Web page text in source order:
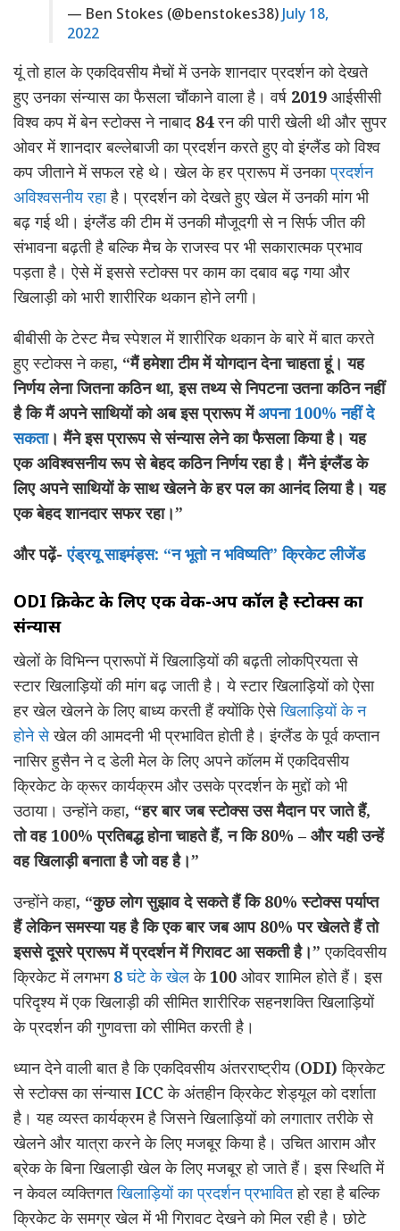
— Ben Stokes (@benstokes38) July 18,
2022
यूं तो हाल के एकदिवसीय मैचों में उनके शानदार प्रदर्शन को देखते
हुए उनका संन्यास का फैसला चौंकाने वाला है। वर्ष 2019 आईसीसी
विश्व कप में बेन स्टोक्स ने नाबाद 84रन की पारी खेली थी और सुपर
ओवर में शानदार बल्लेबाजी का प्रदर्शन करते हुए वो इंग्लैंड को विश्व
कप जीताने में सफल रहे थे। खेल के हर प्रारूप में उनकाप्रदर्शन
अविश्वसनीय रहाहै। प्रदर्शन को देखते हुए खेल में उनकी मांग भी
बढ़ गई थी। इंग्लैंड की टीम में उनकी मौजूदगी से न सिर्फ जीत की
संभावना बढ़ती है बल्कि मैच के राजस्व पर भी सकारात्मक प्रभाव
पड़ता है। ऐसे में इससे स्टोक्स पर काम का दबाव बढ़ गया और
खिलाड़ी को भारी शारीरिक थकान होने लगी।
बीबीसी के टेस्ट मैच स्पेशल में शारीरिक थकान के बारे में बात करते
हुए स्टोक्स ने कहा, “मैं हमेशा टीम में योगदान देना चाहता हूं। यह
निर्णय लेना जितना कठिन था, इस तथ्य से निपटना उतना कठिन नहीं
है कि मैं अपने साथियों को अब इस प्रारूप मेंअपना 100% नहीं दे
सकता। मैंने इस प्रारूप से संन्यास लेने का फैसला किया है। यह
एक अविश्वसनीय रूप से बेहद कठिन निर्णय रहा है। मैंने इंग्लैंड के
लिए अपने साथियों के साथ खेलने के हर पल का आनंद लिया है। यह
एक बेहद शानदार सफर रहा।”
और पढ़ें-एंड्रयू साइमंड्स: “न भूतो न भविष्यति” क्रिकेट लीजेंड
ODI क्रिकेट के लिए एक वेक-अप कॉल है स्टोक्स का
संन्यास
खेलों के विभिन्न प्रारूपों में खिलाड़ियों की बढ़ती लोकप्रियता से
स्टार खिलाड़ियों की मांग बढ़ जाती है। ये स्टार खिलाड़ियों को ऐसा
हर खेल खेलने के लिए बाध्य करती हैं क्योंकि ऐसेखिलाड़ियों के न
होने सेखेल की आमदनी भी प्रभावित होती है। इंग्लैंड के पूर्व कप्तान
नासिर हुसैन ने द डेली मेल के लिए अपने कॉलम में एकदिवसीय
क्रिकेट के क्रूर कार्यक्रम और उसके प्रदर्शन के मुद्दों को भी
उठाया। उन्होंने कहा, “हर बार जब स्टोक्स उस मैदान पर जाते हैं,
तो वह 100% प्रतिबद्ध होना चाहते हैं, न कि 80% – और यही उन्हें
वह खिलाड़ी बनाता है जो वह है।”
उन्होंने कहा, “कुछ लोग सुझाव दे सकते हैं कि 80% स्टोक्स पर्याप्त
हैं लेकिन समस्या यह है कि एक बार जब आप 80% पर खेलते हैं तो
इससे दूसरे प्रारूप में प्रदर्शन में गिरावट आ सकती है।” एकदिवसीय
क्रिकेट में लगभग 8घंटे के खेलके100 ओवर शामिल होते हैं। इस
परिदृश्य में एक खिलाड़ी की सीमित शारीरिक सहनशक्ति खिलाड़ियों
के प्रदर्शन की गुणवत्ता को सीमित करती है।
ध्यान देने वाली बात है कि एकदिवसीय अंतरराष्ट्रीय (ODI)क्रिकेट
से स्टोक्स का संन्यासICCके अंतहीन क्रिकेट शेड्यूल को दर्शाता
है। यह व्यस्त कार्यक्रम है जिसने खिलाड़ियों को लगातार तरीके से
खेलने और यात्रा करने के लिए मजबूर किया है। उचित आराम और
ब्रेक के बिना खिलाड़ी खेल के लिए मजबूर हो जाते हैं। इस स्थिति में
न केवल व्यक्तिगतखिलाड़ियों का प्रदर्शन प्रभावितहो रहा है बल्कि
क्रिकेट के समग्र खेल में भी गिरावट देखने को मिल रही है। छोटे